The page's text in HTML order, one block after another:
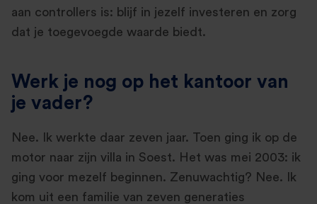
aan controllers is: blijf in jezelf investeren en zorg
dat je toegevoegde waarde biedt.
Werk je nog op het kantoor van
je vader?
Nee. Ik werkte daar zeven jaar. Toen ging ik op de
motor naar zijn villa in Soest. Het was mei 2003: ik
ging voor mezelf beginnen. Zenuwachtig? Nee. Ik
kom uit een familie van zeven generaties